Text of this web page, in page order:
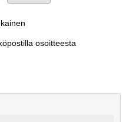
osoitteesta